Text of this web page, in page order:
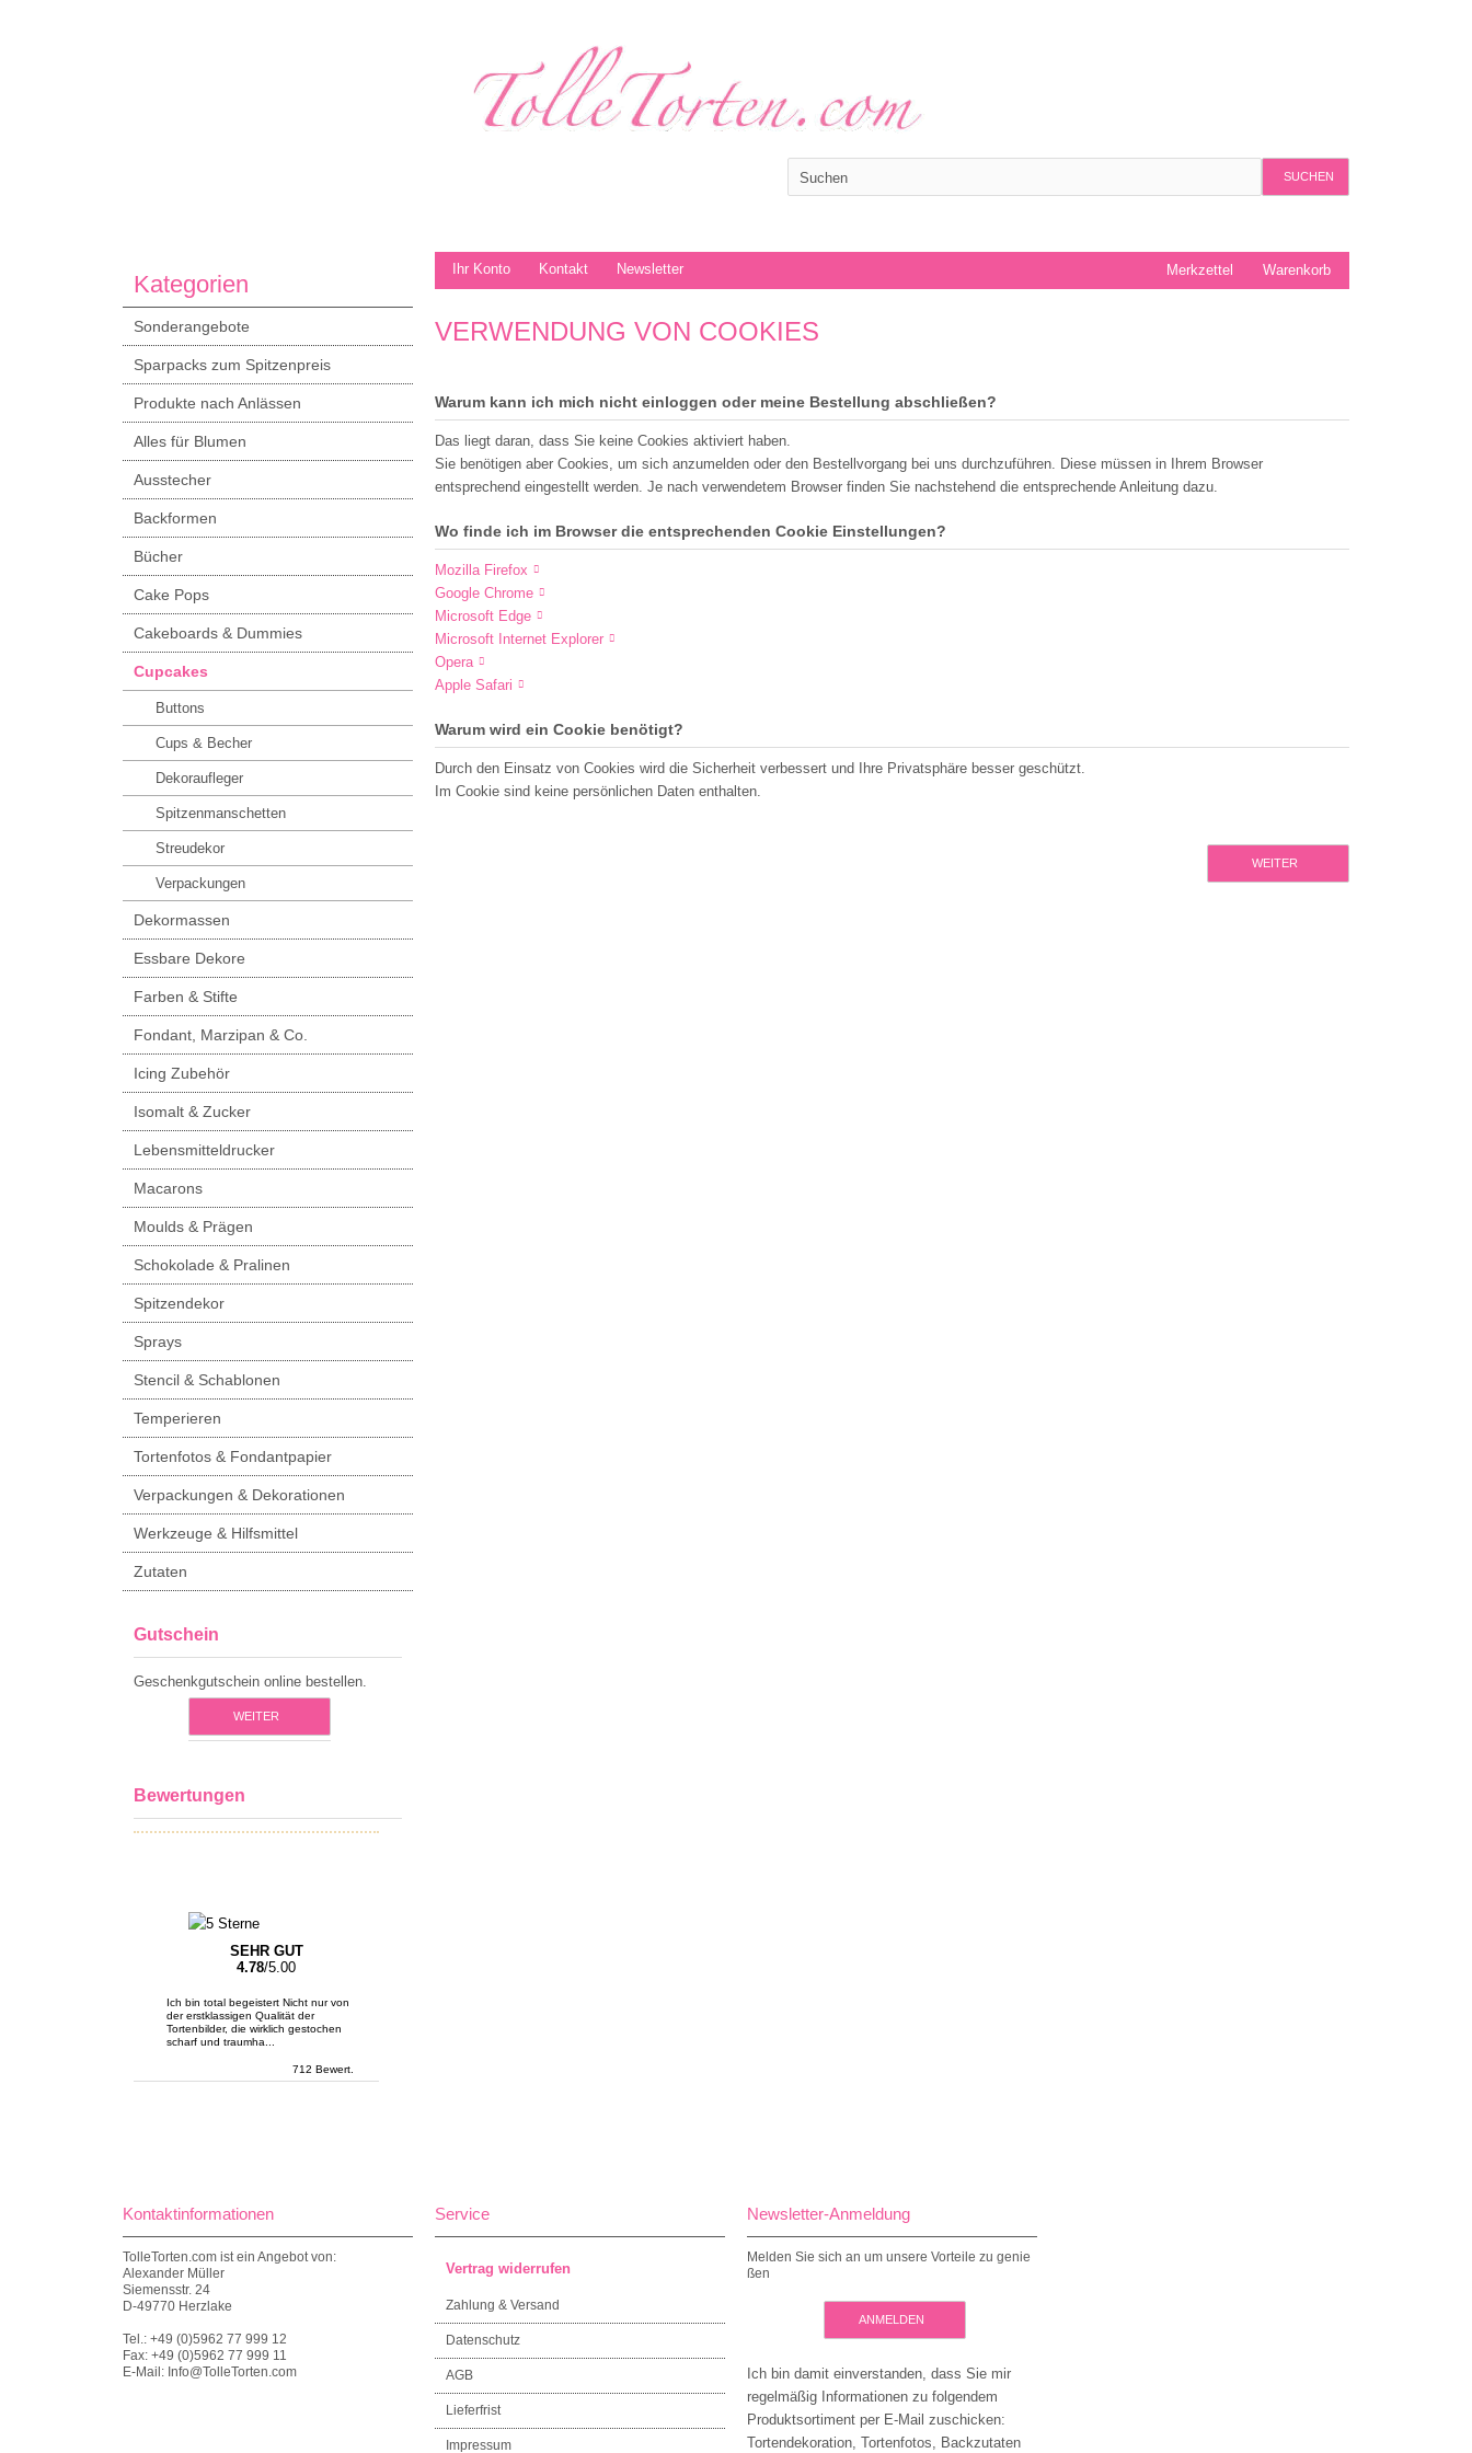
SUCHEN
Ihr Konto Kontakt Newsletter Warenkorb
Merkzettel
VERWENDUNG VON COOKIES
Warum kann ich mich nicht einloggen oder meine Bestellung abschließen?
Das liegt daran, dass Sie keine Cookies aktiviert haben.
Sie benötigen aber Cookies, um sich anzumelden oder den Bestellvorgang bei uns durchzuführen. Diese müssen in Ihrem Browser
entsprechend eingestellt werden. Je nach verwendetem Browser finden Sie nachstehend die entsprechende Anleitung dazu.
Wo finde ich im Browser die entsprechenden Cookie Einstellungen?
Mozilla Firefox
Google Chrome
Microsoft Edge
Microsoft Internet Explorer
Opera
Apple Safari
Warum wird ein Cookie benötigt?
Durch den Einsatz von Cookies wird die Sicherheit verbessert und Ihre Privatsphäre besser geschützt.
Im Cookie sind keine persönlichen Daten enthalten.
WEITER
Kategorien
Sonderangebote
Sparpacks zum Spitzenpreis
Produkte nach Anlässen
Alles für Blumen
Ausstecher
Backformen
Bücher
Cake Pops
Cakeboards & Dummies
Cupcakes
Buttons
Cups & Becher
Dekoraufleger
Spitzenmanschetten
Streudekor
Verpackungen
Dekormassen
Essbare Dekore
Farben & Stifte
Fondant, Marzipan & Co.
Icing Zubehör
Isomalt & Zucker
Lebensmitteldrucker
Macarons
Moulds & Prägen
Schokolade & Pralinen
Spitzendekor
Sprays
Stencil & Schablonen
Temperieren
Tortenfotos & Fondantpapier
Verpackungen & Dekorationen
Werkzeuge & Hilfsmittel
Zutaten
Gutschein
Geschenkgutschein online bestellen.
WEITER
Bewertungen
SEHR GUT
4.78/5.00
Ich bin total begeistert Nicht nur von
der erstklassigen Qualität der
Tortenbilder, die wirklich gestochen
scharf und traumha...
712 Bewert.
Kontaktinformationen
TolleTorten.com ist ein Angebot von:
Alexander Müller
Siemensstr. 24
D-49770 Herzlake
Tel.: +49 (0)5962 77 999 12
Fax: +49 (0)5962 77 999 11
E-Mail: Info@TolleTorten.com
Service
Vertrag widerrufen
Zahlung & Versand
Datenschutz
AGB
Lieferfrist
Impressum
Newsletter-Anmeldung
Melden Sie sich an um unsere Vorteile zu genie
ßen
ANMELDEN
Ich bin damit einverstanden, dass Sie mir
regelmäßig Informationen zu folgendem
Produktsortiment per E-Mail zuschicken:
Tortendekoration, Tortenfotos, Backzutaten